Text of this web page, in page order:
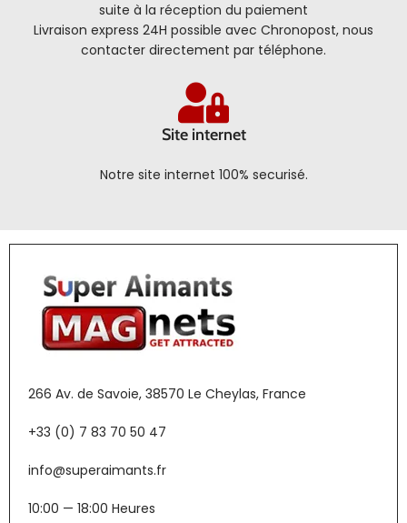
suite à la réception du paiement
Livraison express 24H possible avec Chronopost, nous
contacter directement par téléphone.
Site internet
Notre site internet 100% securisé.
266 Av. de Savoie, 38570 Le Cheylas, France
+33 (0) 7 83 70 50 47
info@superaimants.fr
10:00 — 18:00 Heures